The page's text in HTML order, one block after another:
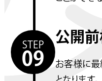
STEP
09
公開
お客様に最